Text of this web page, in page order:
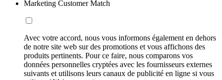
Marketing Customer Match
Avec votre accord, nous vous informons également en dehors
de notre site web sur des promotions et vous affichons des
produits pertinents. Pour ce faire, nous comparons vos
données personnelles cryptées avec les fournisseurs externes
suivants et utilisons leurs canaux de publicité en ligne si vous